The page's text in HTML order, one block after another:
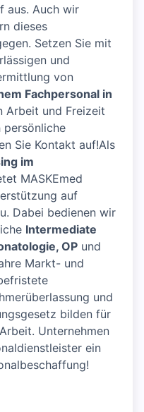
aus. Auch wir
dieses
Setzen Sie mit
und
von
Fachpersonal in
Arbeit und Freizeit
Sie Kontakt auf!Als
im
MASKEmed
auf
Dabei bedienen wir
Intermediate
OP und
Markt- und
und
bilden für
Unternehmen
ein